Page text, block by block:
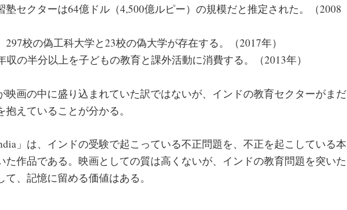
塾セクターは64億ドル（4,500億ルピー）の規模だと推定された。（2008
297校の偽工科大学と23校の偽大学が存在する。（2017年）
収の半分以上を子どもの教育と課外活動に消費する。（2013年）
画の中に盛り込まれていた訳ではないが、インドの教育セクターがまだ
えていることが分かる。
」は、インドの受験で起こっている不正問題を、不正を起こしている本
た作品である。映画としての質は高くないが、インドの教育問題を突いた
、記憶に留める価値はある。